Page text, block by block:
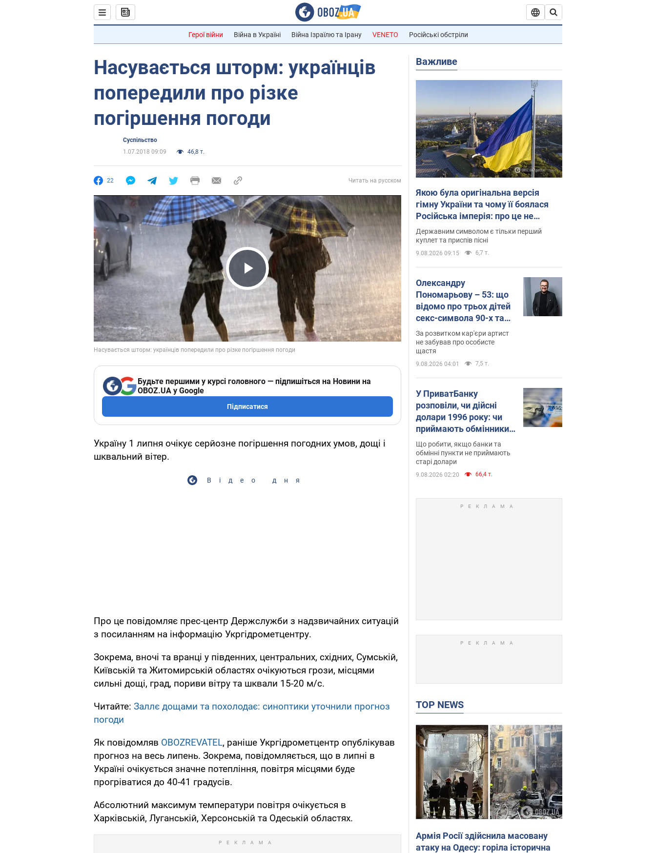
Герої війни Війна в Україні Війна Ізраїлю та Ірану VENETO Російські обстріли
Насувається шторм: українців
попередили про різке
погіршення погоди
Суспільство
1.07.2018 09:09
46,8 т.
22 Читать на русском
Play Video
Будьте першими у курсі головного — підпишіться на Новини на
OBOZ.UA у Google
Підписатися
Україну 1 липня очікує серйозне погіршення погодних умов, дощі і
шквальний вітер.
Відео дня
Про це повідомляє прес-центр Держслужби з надзвичайних ситуацій
з посиланням на інформацію Укргідрометцентру.
Зокрема, вночі та вранці у південних, центральних, східних, Сумській,
Київській та Житомирській областях очікуються грози, місцями
сильні дощі, град, пориви вітру та шквали 15-20 м/с.
Читайте: Заллє дощами та похолодає: синоптики уточнили прогноз
погоди
Як повідомляв OBOZREVATEL, раніше Укргідрометцентр опублікував
прогноз на весь липень. Зокрема, повідомляється, що в липні в
Україні очікується значне потепління, повітря місцями буде
прогріватися до 40-41 градусів.
Абсолютний максимум температури повітря очікується в
Харківській, Луганській, Херсонській та Одеській областях.
Важливе
Якою була оригінальна версія
гімну України та чому її боялася
Російська імперія: про це не
розповідають у школі
Державним символом є тільки перший
куплет та приспів пісні
9.08.2026 09:15 6,7 т.
Олександру
Пономарьову – 53: що
відомо про трьох дітей
секс-символа 90-х та
який вигляд вони
мають
За розвитком кар'єри артист
не забував про особисте
щастя
9.08.2026 04:01 7,5 т.
У ПриватБанку
розповіли, чи дійсні
долари 1996 року: чи
приймають обмінники
та банки такі купюри
Що робити, якщо банки та
обмінні пункти не приймають
старі долари
9.08.2026 02:20 66,4 т.
TOP NEWS
Армія Росії здійснила масовану
атаку на Одесу: горіла історична